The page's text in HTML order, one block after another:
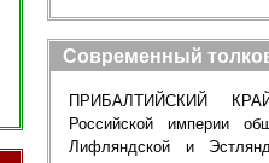
Современный
ПРИБАЛТИЙСКИЙ
Российской империи
Лифляндской и